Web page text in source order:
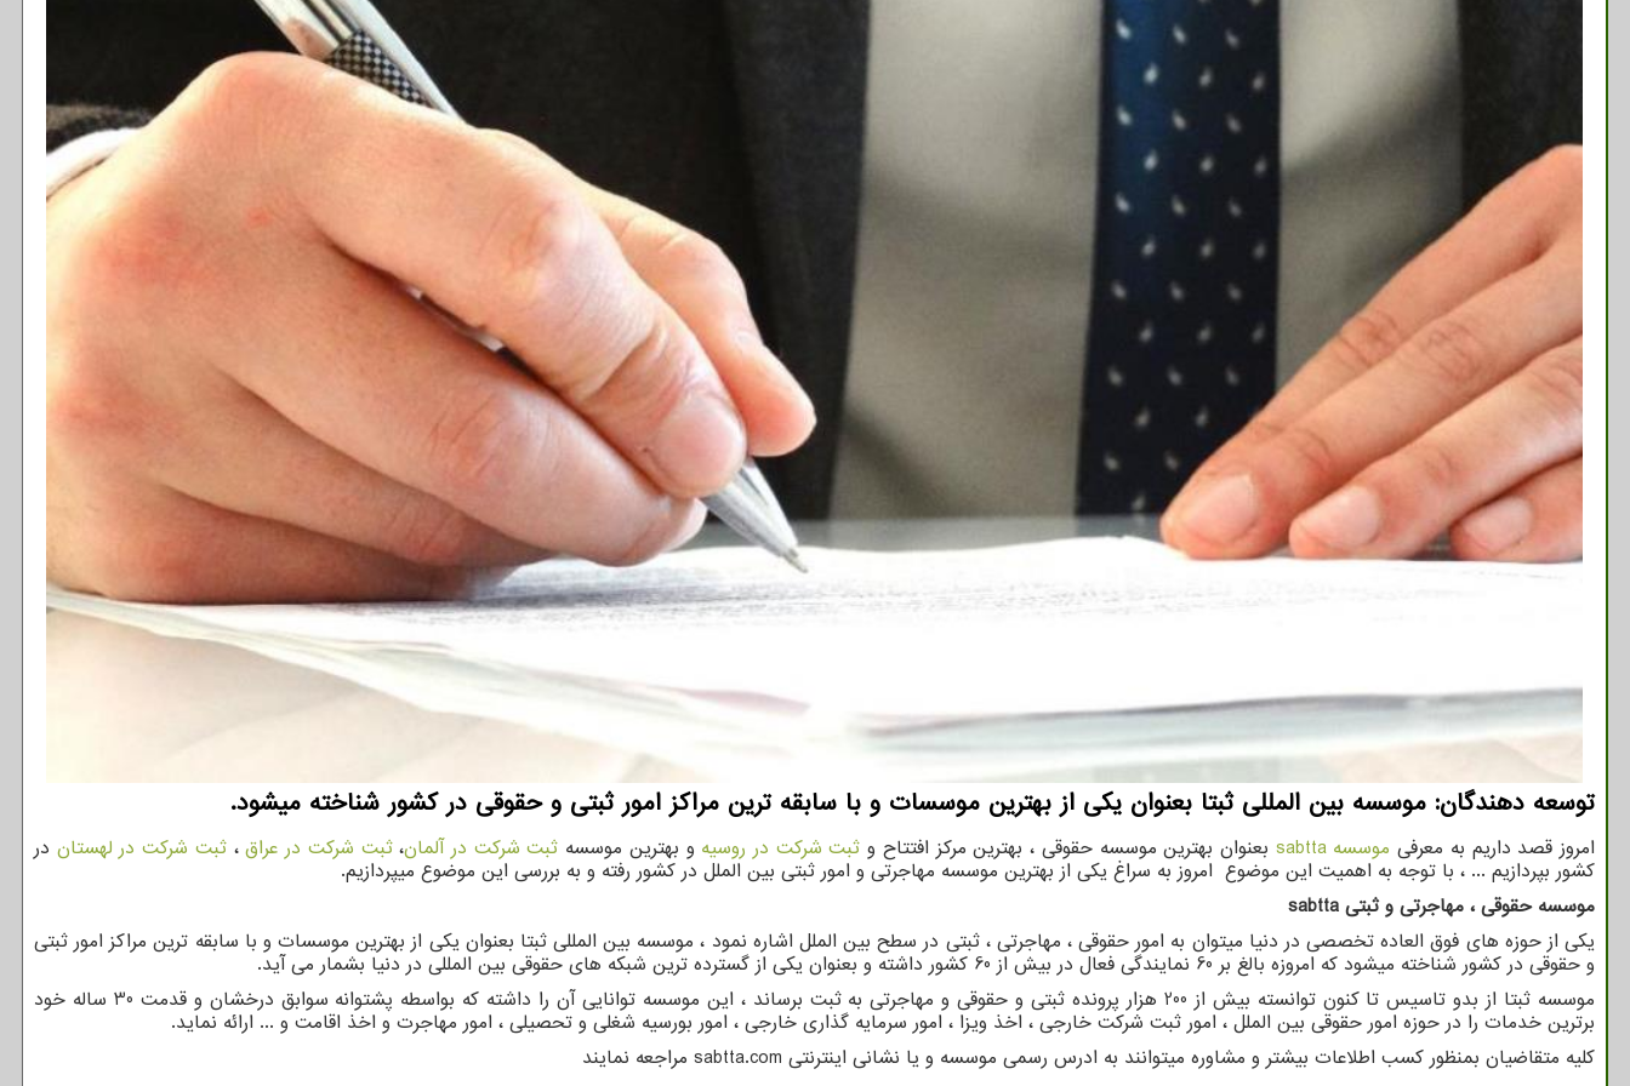
توسعه دهندگان: موسسه بین المللی ثبتا بعنوان یکی از بهترین موسسات و با سابقه ترین مراکز امور ثبتی و حقوقی در کشور شناخته میشود.
امروز قصد داریم به معرفی موسسهsabtta بعنوان بهترین موسسه حقوقی ، بهترین مرکز افتتاح و ثبت شرکت در روسیه و بهترین موسسه ثبت شرکت در آلمان،ثبت شرکت در عراق،ثبت شرکت در لهستان در
کشور بپردازیم ... ، با توجه به اهمیت این موضوع امروز به سراغ یکی از بهترین موسسه مهاجرتی و امور ثبتی بین الملل در کشور رفته و به بررسی این موضوع میپردازیم.
موسسه حقوقی ، مهاجرتی و ثبتی sabtta
یکی از حوزه های فوق العاده تخصصی در دنیا میتوان به امور حقوقی ، مهاجرتی ، ثبتی در سطح بین الملل اشاره نمود ، موسسه بین المللی ثبتا بعنوان یکی از بهترین موسسات و با سابقه ترین مراکز امور ثبتی
و حقوقی در کشور شناخته میشود که امروزه بالغ بر 60 نمایندگی فعال در بیش از 60 کشور داشته و بعنوان یکی از گسترده ترین شبکه های حقوقی بین المللی در دنیا بشمار می آید.
موسسه ثبتا از بدو تاسیس تا کنون توانسته بیش از 200 هزار پرونده ثبتی و حقوقی و مهاجرتی به ثبت برساند ، این موسسه توانایی آن را داشته که بواسطه پشتوانه سوابق درخشان و قدمت 30 ساله خود
برترین خدمات را در حوزه امور حقوقی بین الملل ، امور ثبت شرکت خارجی ، اخذ ویزا ، امور سرمایه گذاری خارجی ، امور بورسیه شغلی و تحصیلی ، امور مهاجرت و اخذ اقامت و ... ارائه نماید.
کلیه متقاضیان بمنظور کسب اطلاعات بیشتر و مشاوره میتوانند به ادرس رسمی موسسه و یا نشانی اینترنتی sabtta.com مراجعه نمایند